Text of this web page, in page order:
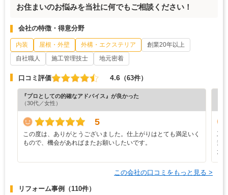
お住まいのお悩みを当社に何でもご相談ください！
会社の特徴・得意分野
内装 屋根・外壁 外構・エクステリア
創業20年以上
自社職人
施工管理技士 地元密着
口コミ評価 4.6 （63件）
『プロとしての的確なアドバイス』が良かった
（30代／女性）
5
この度は、ありがとうございました。仕上がりはとても満足いく
もので、機会があればまたお願いしたいです。
工
素
た
この会社の口コミをもっと見る >
リフォーム事例 （110件）